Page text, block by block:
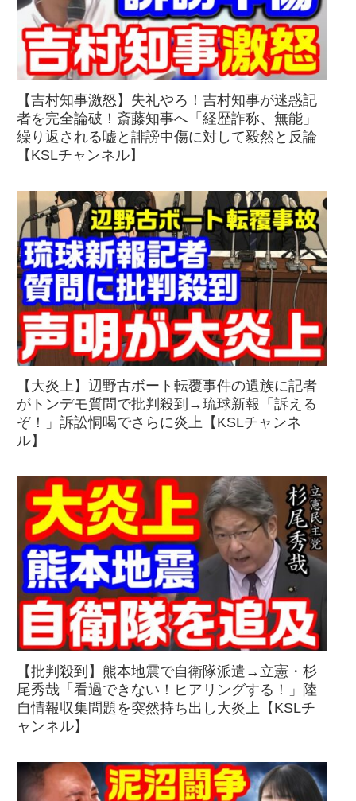
【吉村知事激怒】失礼やろ！吉村知事が迷惑記
者を完全論破！斎藤知事へ「経歴詐称、無能」
繰り返される嘘と誹謗中傷に対して毅然と反論
【KSLチャンネル】
【大炎上】辺野古ボート転覆事件の遺族に記者
がトンデモ質問で批判殺到→琉球新報「訴える
ぞ！」訴訟恫喝でさらに炎上【KSLチャンネ
ル】
【批判殺到】熊本地震で自衛隊派遣→立憲・杉
尾秀哉「看過できない！ヒアリングする！」陸
自情報収集問題を突然持ち出し大炎上【KSLチ
ャンネル】